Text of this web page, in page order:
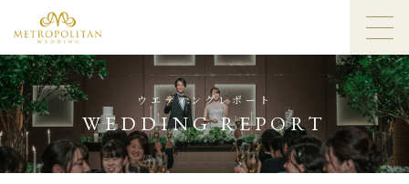
ウエディングレポート
WEDDING REPORT